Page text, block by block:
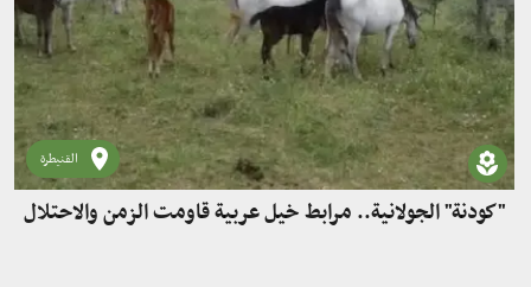
القنيطرة
"كودنة" الجولانية.. مرابط خيل عربية قاومت الزمن والاحتلال